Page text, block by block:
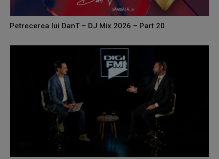
Petrecerea lui DanT – DJ Mix 2026 – Part 20